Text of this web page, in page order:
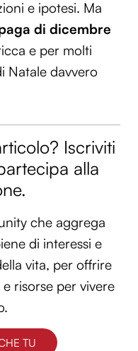
e ipotesi. Ma
di dicembre
e per molti
Natale davvero
Iscriviti
alla
che aggrega
di interessi e
vita, per offrire
risorse per vivere
TU